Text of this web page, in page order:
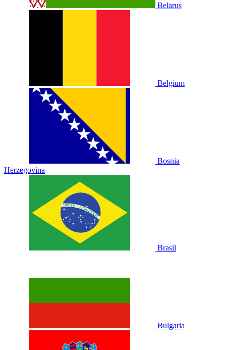
Belarus
Belgium
Bosnia
Herzegovina
Brasil
Bulgaria